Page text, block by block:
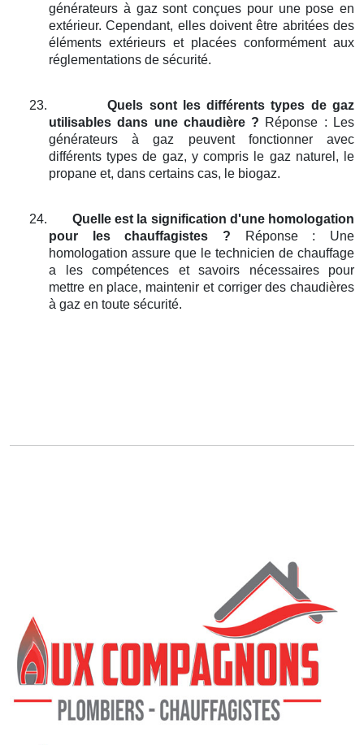
générateurs à gaz sont conçues pour une pose en
extérieur. Cependant, elles doivent être abritées des
éléments extérieurs et placées conformément aux
réglementations de sécurité.
23.
Quels sont les différents types de gaz
utilisables dans une chaudière ? Réponse : Les
générateurs à gaz peuvent fonctionner avec
différents types de gaz, y compris le gaz naturel, le
propane et, dans certains cas, le biogaz.
24.
Quelle est la signification d'une homologation
pour les chauffagistes ? Réponse : Une
homologation assure que le technicien de chauffage
a les compétences et savoirs nécessaires pour
mettre en place, maintenir et corriger des chaudières
à gaz en toute sécurité.